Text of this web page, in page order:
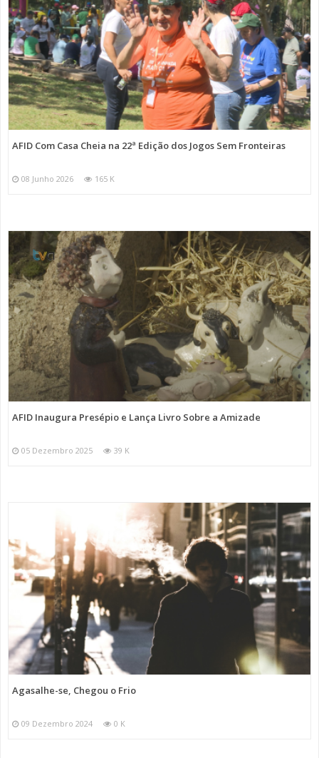
AFID Com Casa Cheia na 22ª Edição dos Jogos Sem Fronteiras
08 Junho 2026 165 K
AFID Inaugura Presépio e Lança Livro Sobre a Amizade
05 Dezembro 2025 39 K
Agasalhe-se, Chegou o Frio
09 Dezembro 2024 0 K